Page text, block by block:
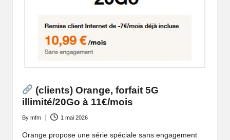
(clients) Orange, forfait 5G
illimité/20Go à 11€/mois
Posted
by
By mfm 1 mai 2026
Orange propose une série spéciale sans engagement